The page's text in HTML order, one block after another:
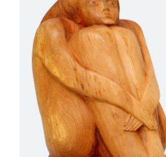
“Та”, що дивиться на зорі
25000